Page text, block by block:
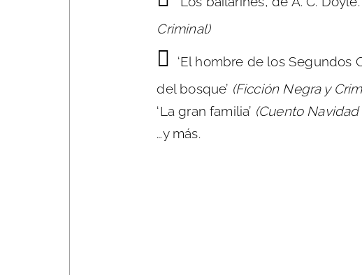
Criminal)
‘El hombre de los Segundos
del bosque’ (Ficción Negra y
‘La gran familia’ (Cuento Navidad
…y más.